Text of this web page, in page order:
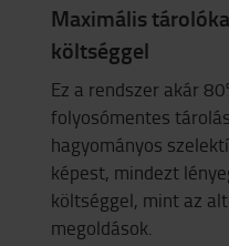
Maximális
költséggel
Ez a rendszer akár
folyosómentes
hagyományos
képest, mindezt
költséggel, mint az
megoldások.